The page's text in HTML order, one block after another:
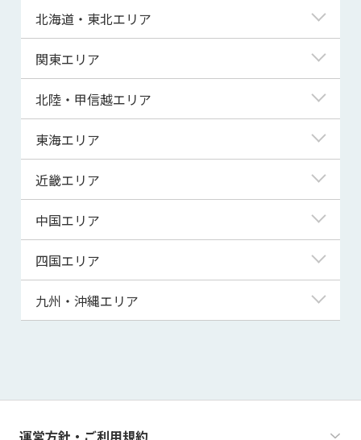
北海道・東北エリア
北海道
青森県
宮城県
秋田県
山形県
関東エリア
東京都
神奈川県
埼玉県
千葉県
茨城県
群馬県
北陸・甲信越エリア
新潟県
富山県
福井県
山梨県
長野県
東海エリア
岐阜県
静岡県
三重県
近畿エリア
滋賀県
京都府
大阪府
兵庫県
和歌山県
中国エリア
鳥取県
島根県
山口県
四国エリア
徳島県
高知県
九州・沖縄エリア
運営方針・ご利用規約